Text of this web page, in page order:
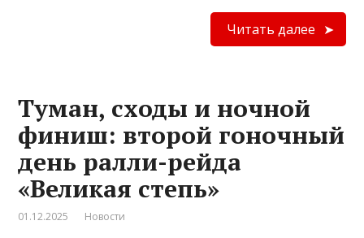
Читать далее
Туман, сходы и ночной
финиш: второй гоночный
день ралли-рейда
«Великая степь»
01.12.2025 Новости